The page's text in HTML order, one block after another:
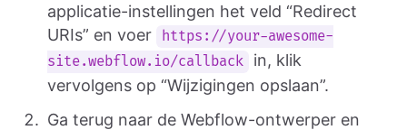
applicatie-instellingen het veld “Redirect
URIs” en voer
https://your-awesome-
site.webflow.io/callback
in, klik
vervolgens op “Wijzigingen opslaan”.
Ga terug naar de Webflow-ontwerper en